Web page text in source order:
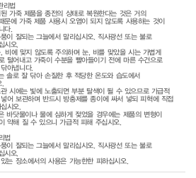
리법
가죽 제품을 종전의 상태로 복원한다는 것은 거의
문에 가죽 제품 사용시 오염이 되지 않도록 사용하는 것이
다.
이 잘되는 그늘에서 말리십시오. 직사광선 또는 불로
시오.
비에 맞지 않도록 주의하며 눈, 비를 맞았을 시는 가볍게
털어내고 가죽이 수분을 빨아들이기 전에 마른 수건으로
아냅니다.
솔로 잘 닦아 손질한 후 적당한 온도와 습도에서
시에는 빛에 노출되면 부분 탈색이 될 수 있으므로 가급적
어 보관하며 반드시 방충제를 종이에 싸서 넣되 피혁에 직접
시오.
바닷물이나 물에 심하게 젖었을 경우에는 제품의 변형이
약해 질 수 있으니 가급적 피해 주십시오.
법
이 잘되는 그늘에서 말리십시오. 직사광선 또는 불로
시오.
는 장소에서의 사용은 가능한한 피하십시오.